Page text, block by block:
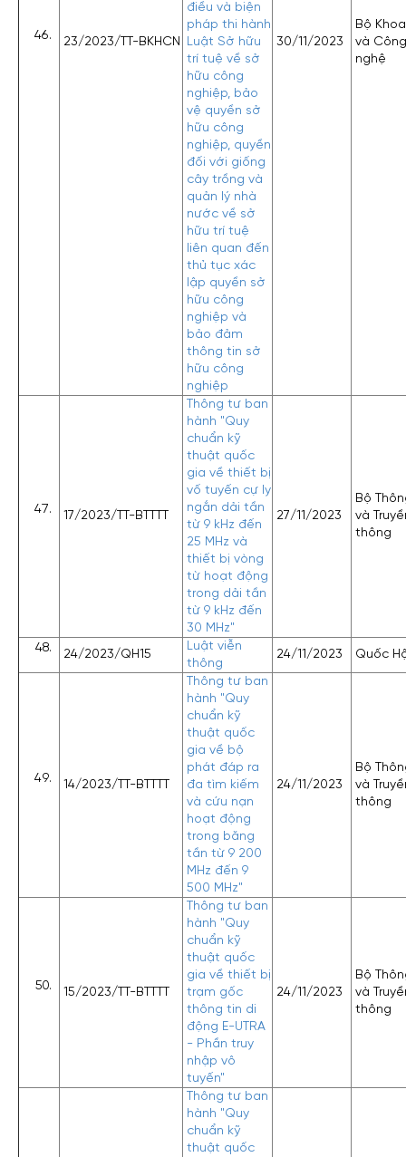
23/2023/TT-BKHCN
điều và biện
pháp thi hành
Luật Sở hữu
trí tuệ về sở
hữu công
nghiệp, bảo
vệ quyền sở
hữu công
nghiệp, quyền
đối với giống
cây trồng và
quản lý nhà
nước về sở
hữu trí tuệ
liên quan đến
thủ tục xác
lập quyền sở
hữu công
nghiệp và
bảo đảm
thông tin sở
hữu công
nghiệp
30/11/2023
Bộ
và Công
nghệ
17/2023/TT-BTTTT
Thông tư ban
hành "Quy
chuẩn kỹ
thuật quốc
gia về thiết bị
vố tuyến cự ly
ngắn dải tần
từ 9 kHz đến
25 MHz và
thiết bị vòng
từ hoạt động
trong dải tần
từ 9 kHz đến
30 MHz"
27/11/2023
Bộ
và
thông
24/2023/QH15
Luật viễn
thông
24/11/2023 Quốc
14/2023/TT-BTTTT
Thông tư ban
hành "Quy
chuẩn kỹ
thuật quốc
gia về bộ
phát đáp ra
đa tìm kiếm
và cứu nạn
hoạt động
trong băng
tần từ 9 200
MHz đến 9
500 MHz"
24/11/2023
Bộ
và
thông
15/2023/TT-BTTTT
Thông tư ban
hành "Quy
chuẩn kỹ
thuật quốc
gia về thiết bị
trạm gốc
thông tin di
động E-UTRA
- Phần truy
nhập vô
tuyến"
24/11/2023
Bộ
và
thông
Thông tư ban
hành "Quy
chuẩn kỹ
thuật quốc